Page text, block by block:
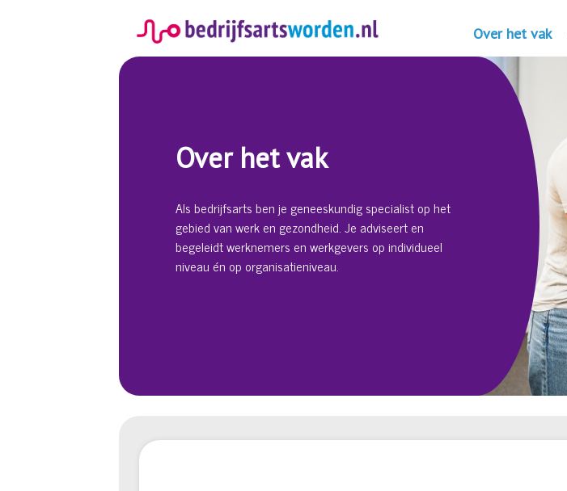
naar
inhoud
Over het vak
Over het vak
Als bedrijfsarts ben je geneeskundig specialist op het
gebied van werk en gezondheid. Je adviseert en
begeleidt werknemers en werkgevers op individueel
niveau én op organisatieniveau.